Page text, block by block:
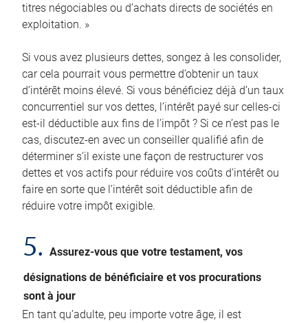
titres négociables ou d’achats directs de sociétés en
exploitation. »
Si vous avez plusieurs dettes, songez à les consolider,
car cela pourrait vous permettre d’obtenir un taux
d’intérêt moins élevé. Si vous bénéficiez déjà d’un taux
concurrentiel sur vos dettes, l’intérêt payé sur celles-ci
est-il déductible aux fins de l’impôt ? Si ce n’est pas le
cas, discutez-en avec un conseiller qualifié afin de
déterminer s’il existe une façon de restructurer vos
dettes et vos actifs pour réduire vos coûts d’intérêt ou
faire en sorte que l’intérêt soit déductible afin de
réduire votre impôt exigible.
5. Assurez-vous que votre testament, vos
désignations de bénéficiaire et vos procurations
sont à jour
En tant qu’adulte, peu importe votre âge, il est